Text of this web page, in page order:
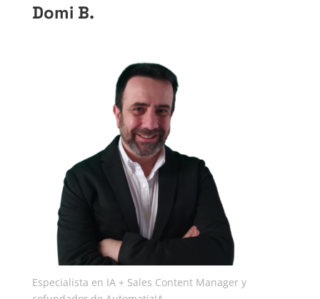
Domi B.
Especialista en IA + Sales Content Manager y